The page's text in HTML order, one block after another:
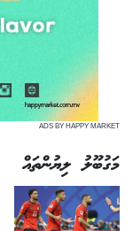
ADS BY HAPPY MARKET
މަގުބޫލު ލިޔުންތައް